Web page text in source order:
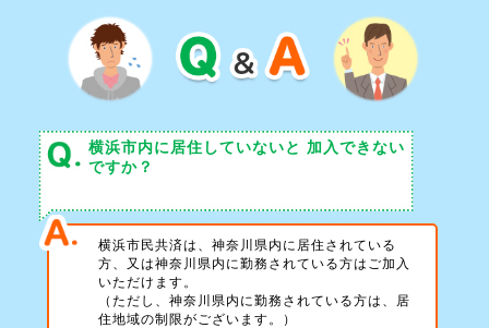
横浜市内に居住していないと 加入できない
ですか？
横浜市民共済は、神奈川県内に居住されている
方、又は神奈川県内に勤務されている方はご加入
いただけます。
（ただし、神奈川県内に勤務されている方は、居
住地域の制限がございます。）